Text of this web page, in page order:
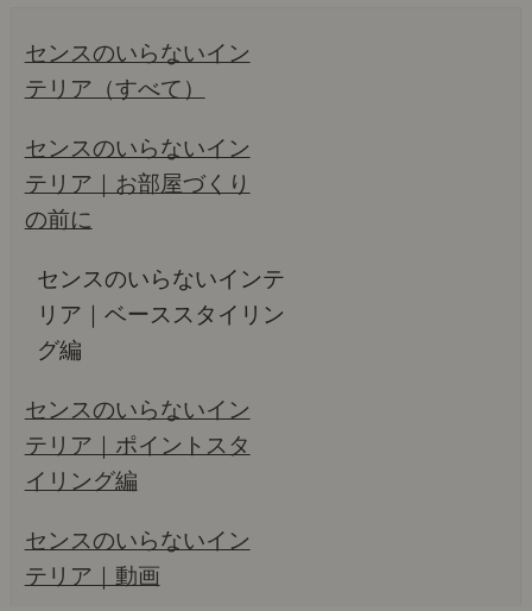
センスのいらないイン
テリア（すべて）
センスのいらないイン
テリア｜お部屋づくり
の前に
センスのいらないインテ
リア｜ベーススタイリン
グ編
センスのいらないイン
テリア｜ポイントスタ
イリング編
センスのいらないイン
テリア｜動画